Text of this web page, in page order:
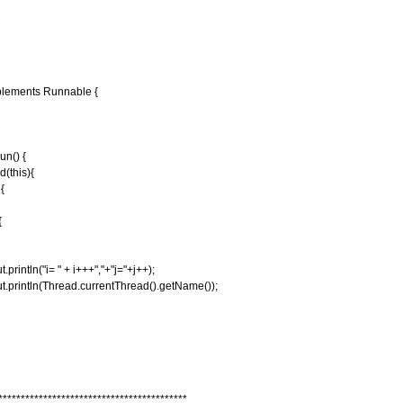
Runnable {
{
" + i+++","+"j="+j++);